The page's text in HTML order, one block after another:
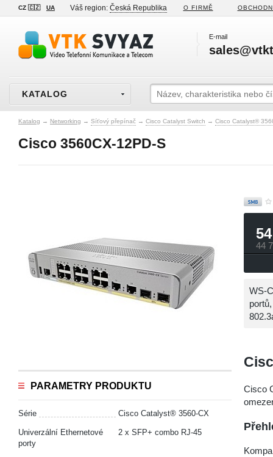
CZ 🇨🇿 UA Váš region: Česká Republika O FIRMĚ
E-mail
KATALOG
Katalog → Networking → Síťový přepínač → Cisco Catalyst Switch → Cisco Catalyst®
Cisco 3560CX-12PD-S
PARAMETRY PRODUKTU
Série Cisco Catalyst® 3560-CX
Univerzální Ethernetové
porty
2 x SFP+ combo RJ-45
44
WS-
Cisco